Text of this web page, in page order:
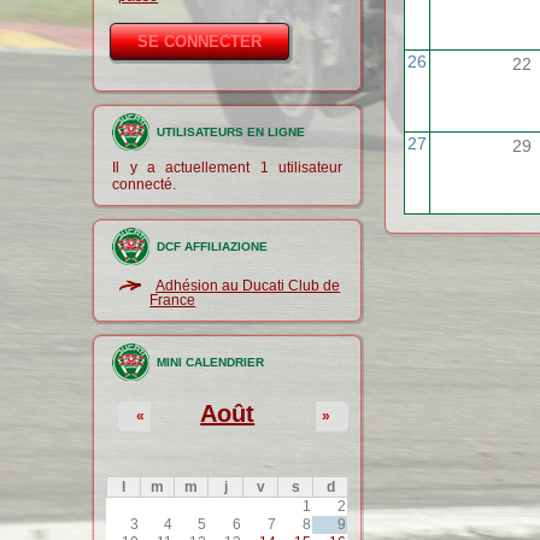
UTILISATEURS EN LIGNE
Il y a actuellement 1 utilisateur
connecté.
DCF AFFILIAZIONE
Adhésion au Ducati Club de
France
MINI CALENDRIER
Août
« »
m m j v s
d
1
2
3
4 5 6 7 8
9
26 22
27 29